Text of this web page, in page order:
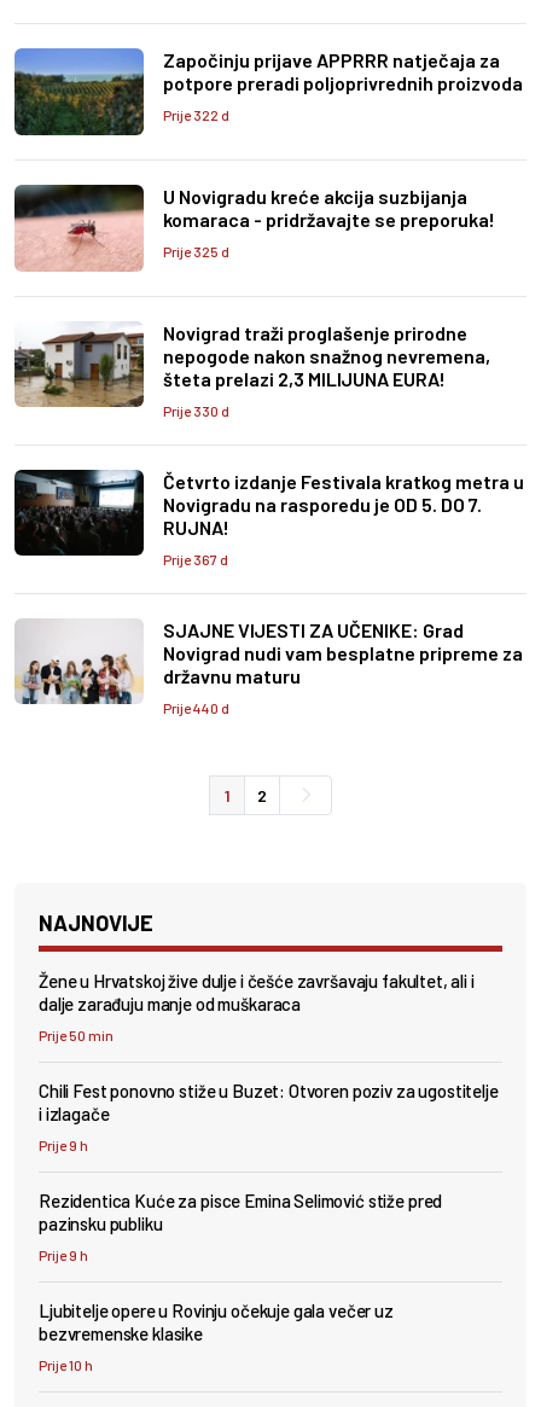
Započinju prijave APPRRR natječaja za
potpore preradi poljoprivrednih proizvoda
Prije 322 d
U Novigradu kreće akcija suzbijanja
komaraca - pridržavajte se preporuka!
Prije 325 d
Novigrad traži proglašenje prirodne
nepogode nakon snažnog nevremena,
šteta prelazi 2,3 MILIJUNA EURA!
Prije 330 d
Četvrto izdanje Festivala kratkog metra u
Novigradu na rasporedu je OD 5. DO 7.
RUJNA!
Prije 367 d
SJAJNE VIJESTI ZA UČENIKE: Grad
Novigrad nudi vam besplatne pripreme za
državnu maturu
Prije 440 d
1 2
NAJNOVIJE
Žene u Hrvatskoj žive dulje i češće završavaju fakultet, ali i
dalje zarađuju manje od muškaraca
Prije 50 min
Chili Fest ponovno stiže u Buzet: Otvoren poziv za ugostitelje
i izlagače
Prije 9 h
Rezidentica Kuće za pisce Emina Selimović stiže pred
pazinsku publiku
Prije 9 h
Ljubitelje opere u Rovinju očekuje gala večer uz
bezvremenske klasike
Prije 10 h